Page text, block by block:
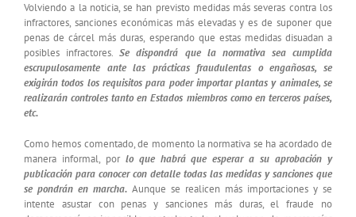
Volviendo a la noticia, se han previsto medidas más severas contra los
infractores, sanciones económicas más elevadas y es de suponer que
penas de cárcel más duras, esperando que estas medidas disuadan a
posibles infractores.Se dispondrá que la normativa sea cumplida
escrupulosamente ante las prácticas fraudulentas o engañosas, se
exigirán todos los requisitos para poder importar plantas y animales, se
realizarán controles tanto en Estados miembros como en terceros países,
etc.
Como hemos comentado, de momento la normativa se ha acordado de
manera informal, por lo que habrá que esperar a su aprobación y
publicación para conocer con detalle todas las medidas y sanciones que
se pondrán en marcha. Aunque se realicen más importaciones y se
intente asustar con penas y sanciones más duras, el fraude no